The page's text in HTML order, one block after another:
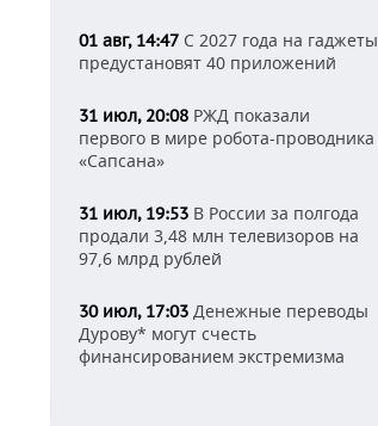
01 авг, 14:47 С 2027 года на гаджеты
предустановят 40 приложений
31 июл, 20:08 РЖД показали
первого в мире робота-проводника
«Сапсана»
31 июл, 19:53 В России за полгода
продали 3,48 млн телевизоров на
97,6 млрд рублей
30 июл, 17:03 Денежные переводы
Дурову* могут счесть
финансированием экстремизма